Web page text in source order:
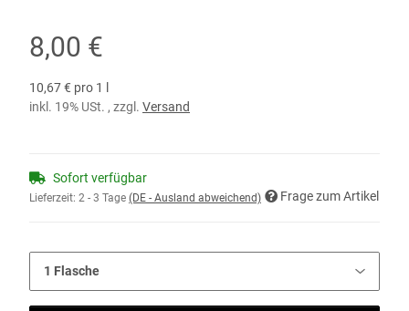
8,00 €
10,67 € pro 1 l
inkl. 19% USt. , zzgl. Versand
Sofort verfügbar
Lieferzeit: 2 - 3 Tage (DE - Ausland abweichend) Frage zum Artikel